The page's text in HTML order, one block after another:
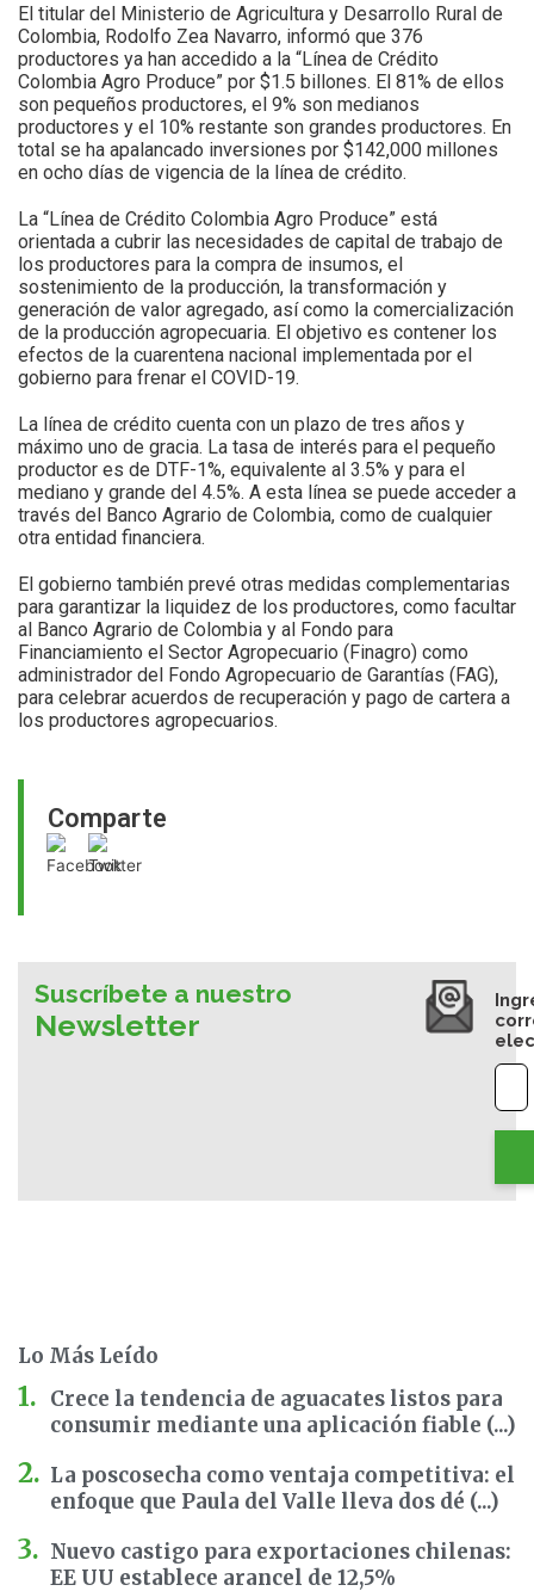
Comparte
El titular del Ministerio de Agricultura y Desarrollo Rural de
Colombia, Rodolfo Zea Navarro, informó que 376
productores ya han accedido a la “Línea de Crédito
Colombia Agro Produce” por $1.5 billones. El 81% de ellos
son pequeños productores, el 9% son medianos
productores y el 10% restante son grandes productores. En
total se ha apalancado inversiones por $142,000 millones
en ocho días de vigencia de la línea de crédito.
La “Línea de Crédito Colombia Agro Produce” está
orientada a cubrir las necesidades de capital de trabajo de
los productores para la compra de insumos, el
sostenimiento de la producción, la transformación y
generación de valor agregado, así como la comercialización
de la producción agropecuaria. El objetivo es contener los
efectos de la cuarentena nacional implementada por el
gobierno para frenar el COVID-19.
La línea de crédito cuenta con un plazo de tres años y
máximo uno de gracia. La tasa de interés para el pequeño
productor es de DTF-1%, equivalente al 3.5% y para el
mediano y grande del 4.5%. A esta línea se puede acceder a
través del Banco Agrario de Colombia, como de cualquier
otra entidad financiera.
El gobierno también prevé otras medidas complementarias
para garantizar la liquidez de los productores, como facultar
al Banco Agrario de Colombia y al Fondo para
Financiamiento el Sector Agropecuario (Finagro) como
administrador del Fondo Agropecuario de Garantías (FAG),
para celebrar acuerdos de recuperación y pago de cartera a
los productores agropecuarios.
Suscríbete a nuestro
Newsletter
Lo Más Leído
Crece la tendencia de aguacates listos para
consumir mediante una aplicación fiable (...)
La poscosecha como ventaja competitiva: el
enfoque que Paula del Valle lleva dos dé (...)
Nuevo castigo para exportaciones chilenas:
EE UU establece arancel de 12,5%